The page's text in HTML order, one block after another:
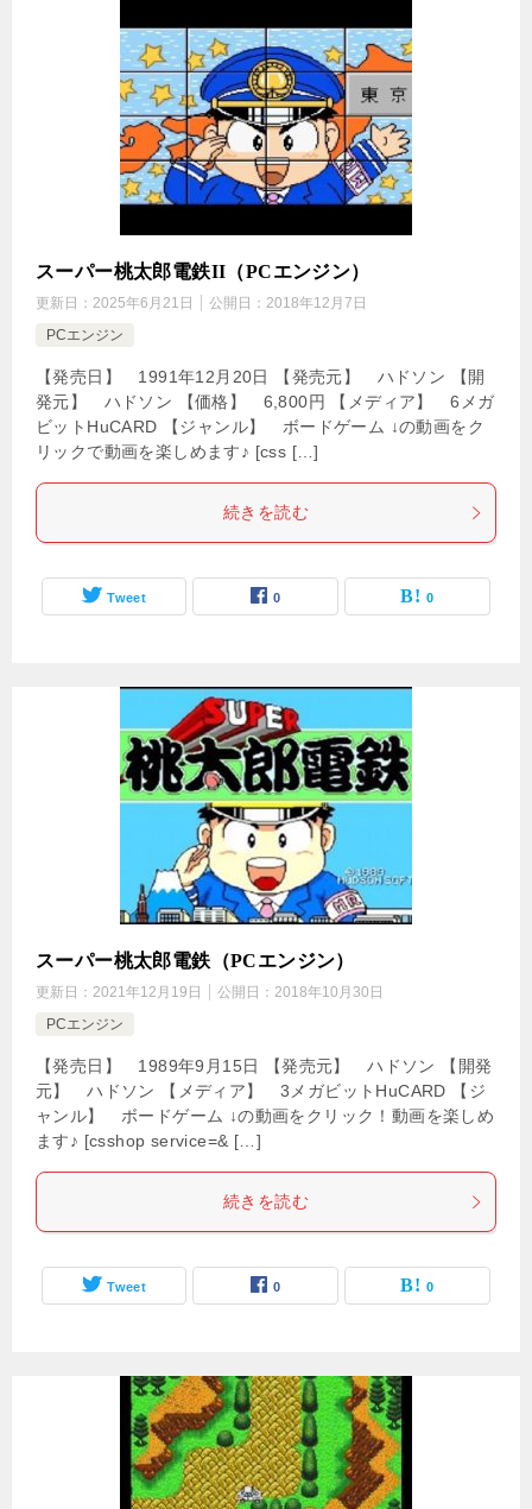
スーパー桃太郎電鉄II（PCエンジン）
更新日： 2025年6月21日 公開日： 2018年12月7日
PCエンジン
【発売日】 1991年12月20日 【発売元】 ハドソン 【開
発元】 ハドソン 【価格】 6,800円 【メディア】 6メガ
ビットHuCARD 【ジャンル】 ボードゲーム ↓の動画をク
リックで動画を楽しめます♪ [css […]
続きを読む
Tweet 0 0
スーパー桃太郎電鉄（PCエンジン）
更新日： 2021年12月19日 公開日： 2018年10月30日
PCエンジン
【発売日】 1989年9月15日 【発売元】 ハドソン 【開発
元】 ハドソン 【メディア】 3メガビットHuCARD 【ジ
ャンル】 ボードゲーム ↓の動画をクリック！動画を楽しめ
ます♪ [csshop service=& […]
続きを読む
Tweet 0 0